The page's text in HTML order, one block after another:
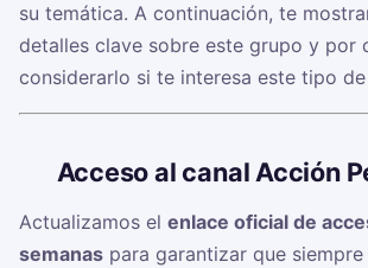
su temática. A continuación, te
detalles clave sobre este grupo y por
considerarlo si te interesa este tipo
Acceso al canal Acción
Actualizamos el enlace oficial de
semanas para garantizar que